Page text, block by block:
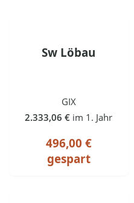
Sw Löbau
GIX
2.333,06 € im 1. Jahr
496,00 €
gespart